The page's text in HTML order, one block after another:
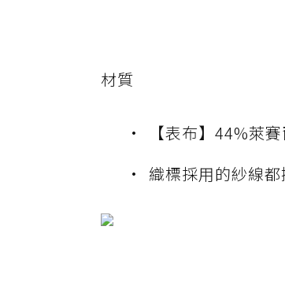
材質
【表布】44%萊
織標採用的紗線